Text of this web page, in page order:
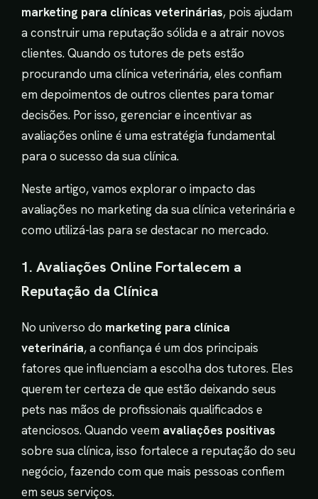
marketing para clínicas veterinárias, pois ajudam
a construir uma reputação sólida e a atrair novos
clientes. Quando os tutores de pets estão
procurando uma clínica veterinária, eles confiam
em depoimentos de outros clientes para tomar
decisões. Por isso, gerenciar e incentivar as
avaliações online é uma estratégia fundamental
para o sucesso da sua clínica.
Neste artigo, vamos explorar o impacto das
avaliações no marketing da sua clínica veterinária e
como utilizá-las para se destacar no mercado.
1. Avaliações Online Fortalecem a
Reputação da Clínica
No universo do marketing para clínica
veterinária, a confiança é um dos principais
fatores que influenciam a escolha dos tutores. Eles
querem ter certeza de que estão deixando seus
pets nas mãos de profissionais qualificados e
atenciosos. Quando veem avaliações positivas
sobre sua clínica, isso fortalece a reputação do seu
negócio, fazendo com que mais pessoas confiem
em seus serviços.